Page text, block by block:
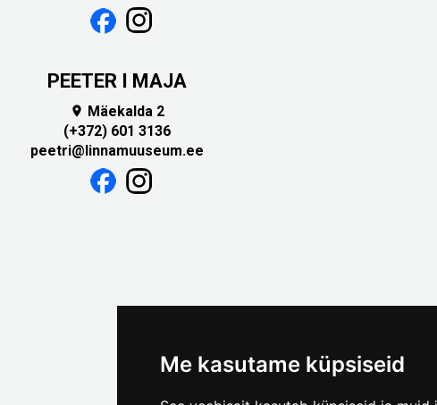
Me kasutame küpsiseid
PEETER I MAJA

Mäekalda 2
(+372) 601 3136
peetri@linnamuuseum.ee